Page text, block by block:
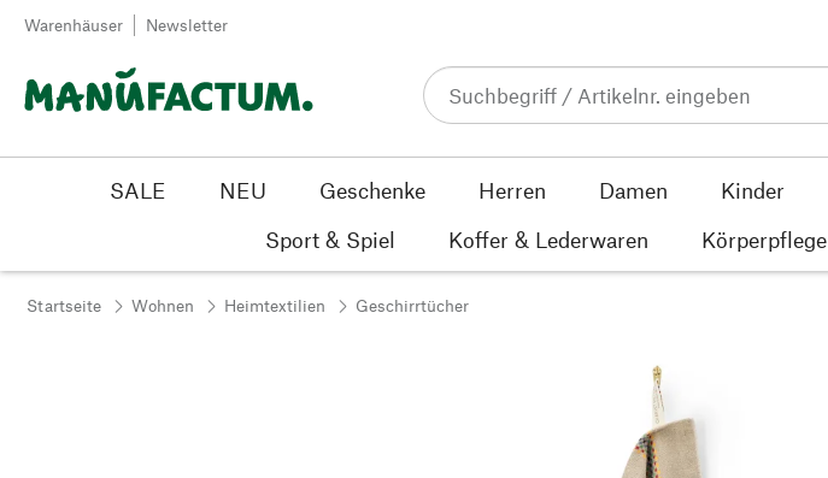
Zum Inhalt springen
Warenhäuser Newsletter
SALE NEU Geschenke Herren Damen Kinder
Sport & Spiel
Koffer & Lederwaren Körperpflege
Startseite Wohnen Heimtextilien Geschirrtücher